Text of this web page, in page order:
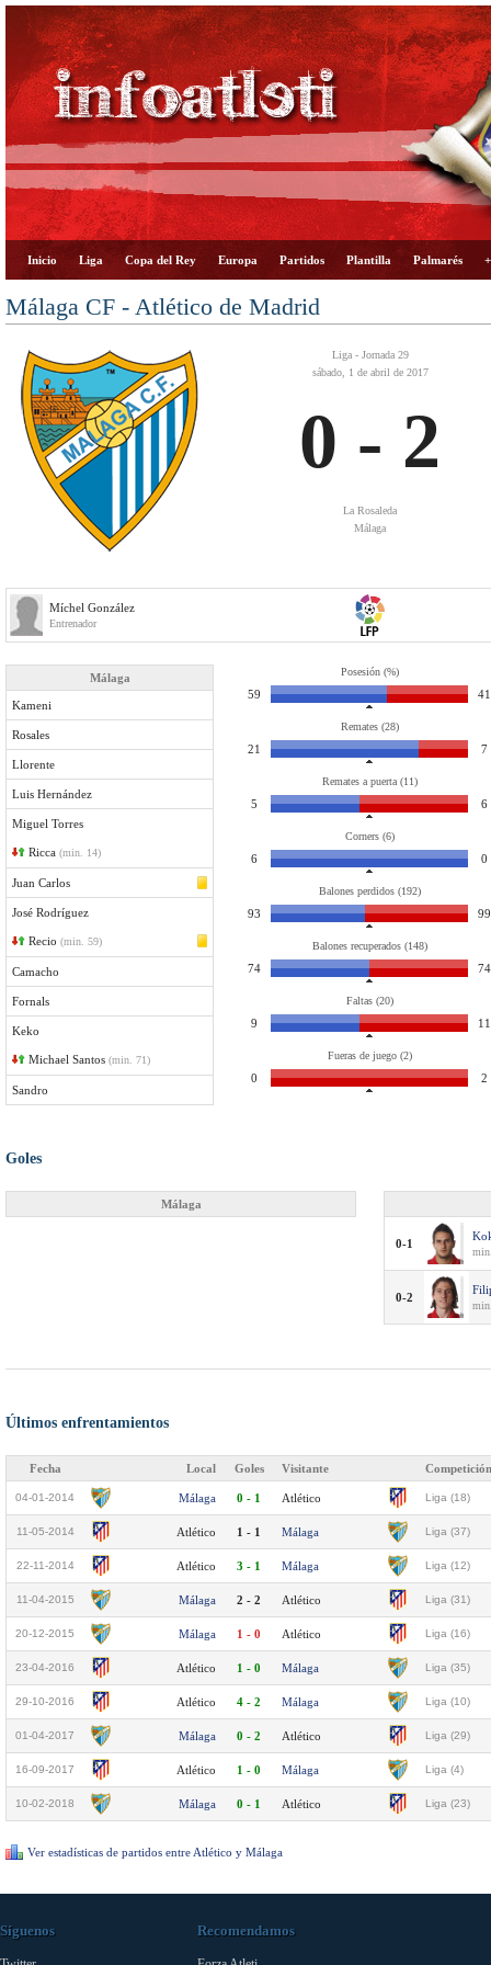
Inicio Liga Copa del Rey Europa Partidos Plantilla Palmarés
Málaga CF - Atlético de Madrid
Liga - Jornada 29
sábado, 1 de abril de 2017
0 - 2
La Rosaleda
Málaga
Míchel González
Entrenador
Málaga
Kameni
Rosales
Llorente
Luis Hernández
Miguel Torres
Ricca (min. 14)
Juan Carlos
José Rodríguez
Recio (min. 59)
Camacho
Fornals
Keko
Michael Santos (min. 71)
Sandro
Posesión (%)
59 41
Remates (28)
21 7
Remates a puerta (11)
5 6
Corners (6)
6 0
Balones perdidos (192)
93 99
Balones recuperados (148)
74 74
Faltas (20)
9 11
Fueras de juego (2)
0 2
Goles
Málaga
0-1
0-2
Últimos enfrentamientos
Fecha Local Goles Visitante Competición
04-01-2014 Málaga 0 - 1 Atlético Liga (18)
11-05-2014 Atlético 1 - 1 Málaga Liga (37)
22-11-2014 Atlético 3 - 1 Málaga Liga (12)
11-04-2015 Málaga 2 - 2 Atlético Liga (31)
20-12-2015 Málaga 1 - 0 Atlético Liga (16)
23-04-2016 Atlético 1 - 0 Málaga Liga (35)
29-10-2016 Atlético 4 - 2 Málaga Liga (10)
01-04-2017 Málaga 0 - 2 Atlético Liga (29)
16-09-2017 Atlético 1 - 0 Málaga Liga (4)
10-02-2018 Málaga 0 - 1 Atlético Liga (23)
Ver estadísticas de partidos entre Atlético y Málaga
Síguenos Recomendamos